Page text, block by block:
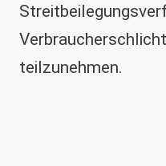
teilzunehmen.